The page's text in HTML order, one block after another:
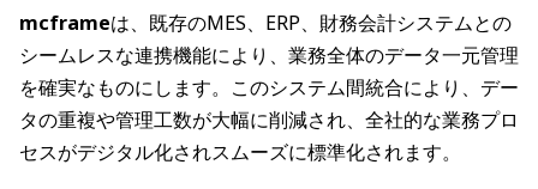
mcframeは、既存のMES、ERP、財務会計システムとの
シームレスな連携機能により、業務全体のデータ一元管理
を確実なものにします。このシステム間統合により、デー
タの重複や管理工数が大幅に削減され、全社的な業務プロ
セスがデジタル化されスムーズに標準化されます。